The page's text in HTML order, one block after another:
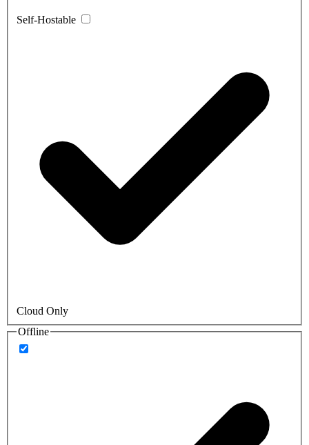
Self-Hostable
Cloud Only
Offline